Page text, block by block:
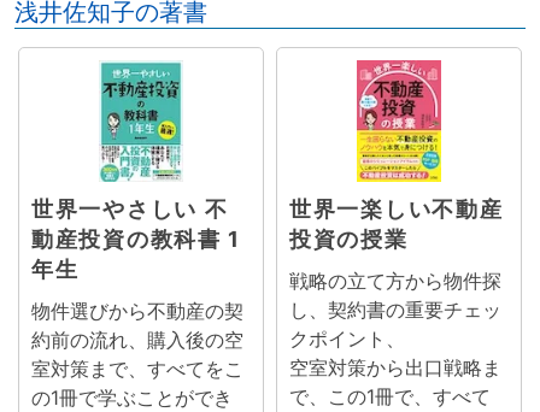
浅井佐知子の著書
世界一やさしい 不
動産投資の教科書 1
年生
物件選びから不動産の契
約前の流れ、購入後の空
室対策まで、すべてをこ
の1冊で学ぶことができ
世界一楽しい不動産
投資の授業
戦略の立て方から物件探
し、契約書の重要チェッ
クポイント、
空室対策から出口戦略ま
で、この1冊で、すべて